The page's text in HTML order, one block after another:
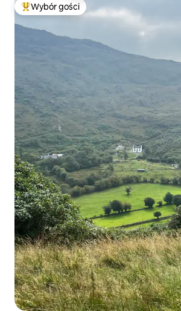
Najpopularniejsze z kategorii Wybór gości
Wybór gości